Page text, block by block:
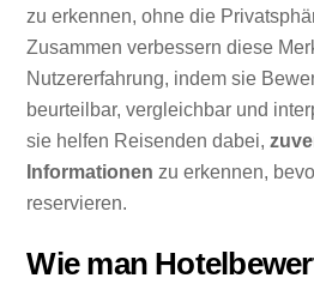
zu erkennen, ohne die
Zusammen verbessern diese
Nutzererfahrung, indem sie
beurteilbar, vergleichbar und
sie helfen Reisenden dabei,
Informationen zu erkennen,
reservieren.
Wie man